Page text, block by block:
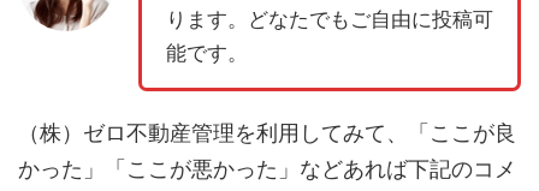
ります。どなたでもご自由に投稿可
能です。
（株）ゼロ不動産管理を利用してみて、「ここが良
かった」「ここが悪かった」などあれば下記のコメ